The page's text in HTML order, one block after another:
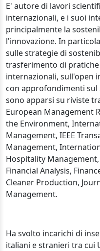
E' autore di lavori
internazionali, e i suoi
principalmente la
l'innovazione. In
sulle strategie di
trasferimento di
internazionali, sull'open
con approfondimenti
sono apparsi su riviste
European Management
the Environment,
Management, IEEE
Management,
Hospitality
Financial Analysis,
Cleaner Production,
Management.
Ha svolto incarichi di
italiani e stranieri tra cui